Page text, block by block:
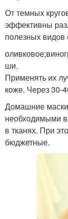
От темных
эффективны
полезных видов
ши.
Применять их
коже. Через 30-
Домашние маски
необходимыми
в тканях. При
бюджетные.